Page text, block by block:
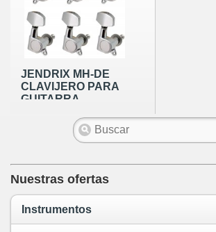
JENDRIX MH-DE
CLAVIJERO PARA
GUITARRA
Nuestras ofertas
Instrumentos